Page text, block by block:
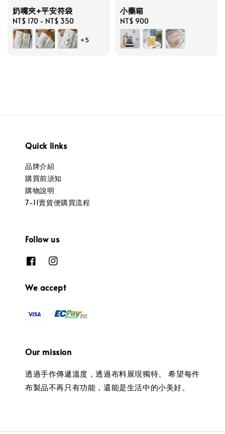
奶嘴夾+平安符袋
Regular
price
NT$ 170 - NT$ 350
+5
小藥箱
Regular
price
NT$ 900
Quick links
品牌介紹
購買前須知
購物說明
7-11賣貨便購買流程
Follow us
We accept
Our mission
透過手作傳遞溫度，透過布料展現獨特。 希望每件
布製品不再只有功能，還能是生活中的小美好。